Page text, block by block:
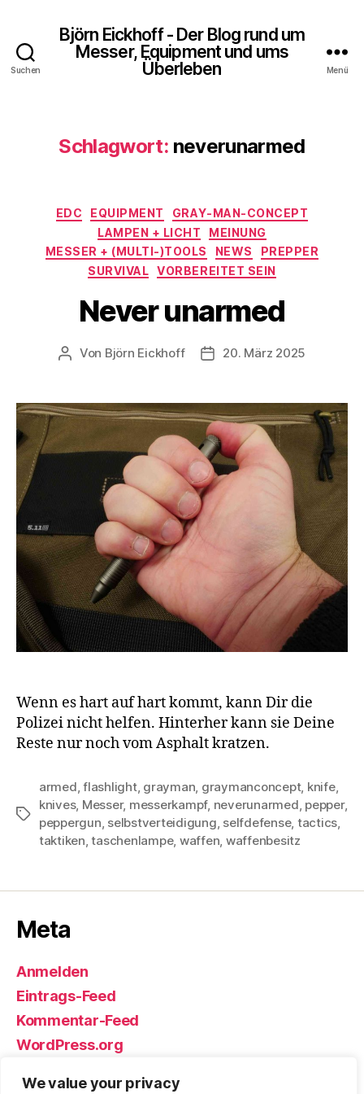
We value your privacy
Suchen
Björn Eickhoff - Der Blog rund um
Messer, Equipment und ums
Überleben
Menü
Schlagwort: neverunarmed
Kategorien
EDC EQUIPMENT
GRAY-MAN-CONCEPT
LAMPEN + LICHT
MEINUNG
MESSER + (MULTI-)TOOLS
NEWS
PREPPER
SURVIVAL
VORBEREITET SEIN
Never unarmed
Beitragsautor
Von Björn Eickhoff Veröffentlichungsdatum
20. März 2025
Wenn es hart auf hart kommt, kann Dir die
Polizei nicht helfen. Hinterher kann sie Deine
Reste nur noch vom Asphalt kratzen.
Schlagwörter
armed,flashlight, grayman, graymanconcept, knife,
knives, Messer, messerkampf, neverunarmed, pepper,
peppergun, selbstverteidigung, selfdefense, tactics,
taktiken,taschenlampe, waffen, waffenbesitz
Meta
Anmelden
Eintrags-Feed
Kommentar-Feed
WordPress.org